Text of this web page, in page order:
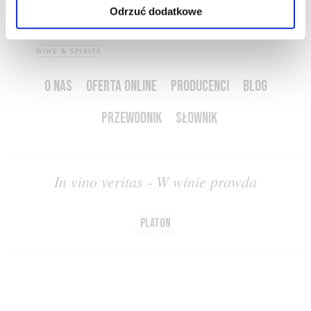
Odrzuć dodatkowe
O NAS OFERTA ONLINE PRODUCENCI
BLOG
PRZEWODNIK
SŁOWNIK
In vino veritas - W winie prawda
Platon